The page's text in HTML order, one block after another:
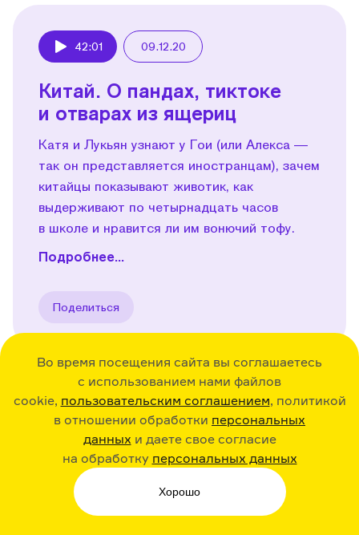
Во время посещения сайта вы соглашаетесь
с использованием нами файлов
cookie, пользовательским соглашением, политикой
в отношении обработки персональных
данных и даете свое согласие
на обработку персональных данных
Хорошо
42:01 09.12.20
Китай. О пандах, тиктоке
и отварах из ящериц
Катя и Лукьян узнают у Гои (или Алекса —
так он представляется иностранцам), зачем
китайцы показывают животик, как
выдерживают по четырнадцать часов
в школе и нравится ли им вонючий тофу.
Подробнее...
Поделиться
36:30 23.12.20
Исландия. Об эльфах,
ботинках с картошкой
и вулкане
Эйяфьядлайёкюдль